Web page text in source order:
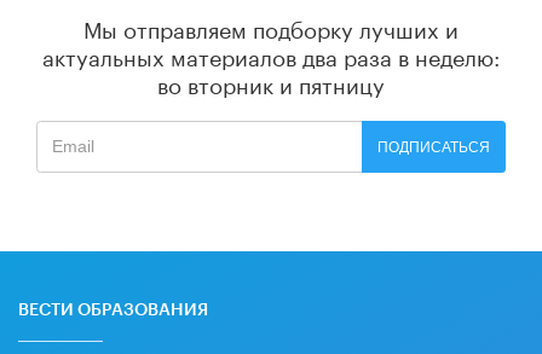
Мы отправляем подборку лучших и
актуальных материалов два раза в неделю:
во вторник и пятницу
ПОДПИСАТЬСЯ
ВЕСТИ ОБРАЗОВАНИЯ